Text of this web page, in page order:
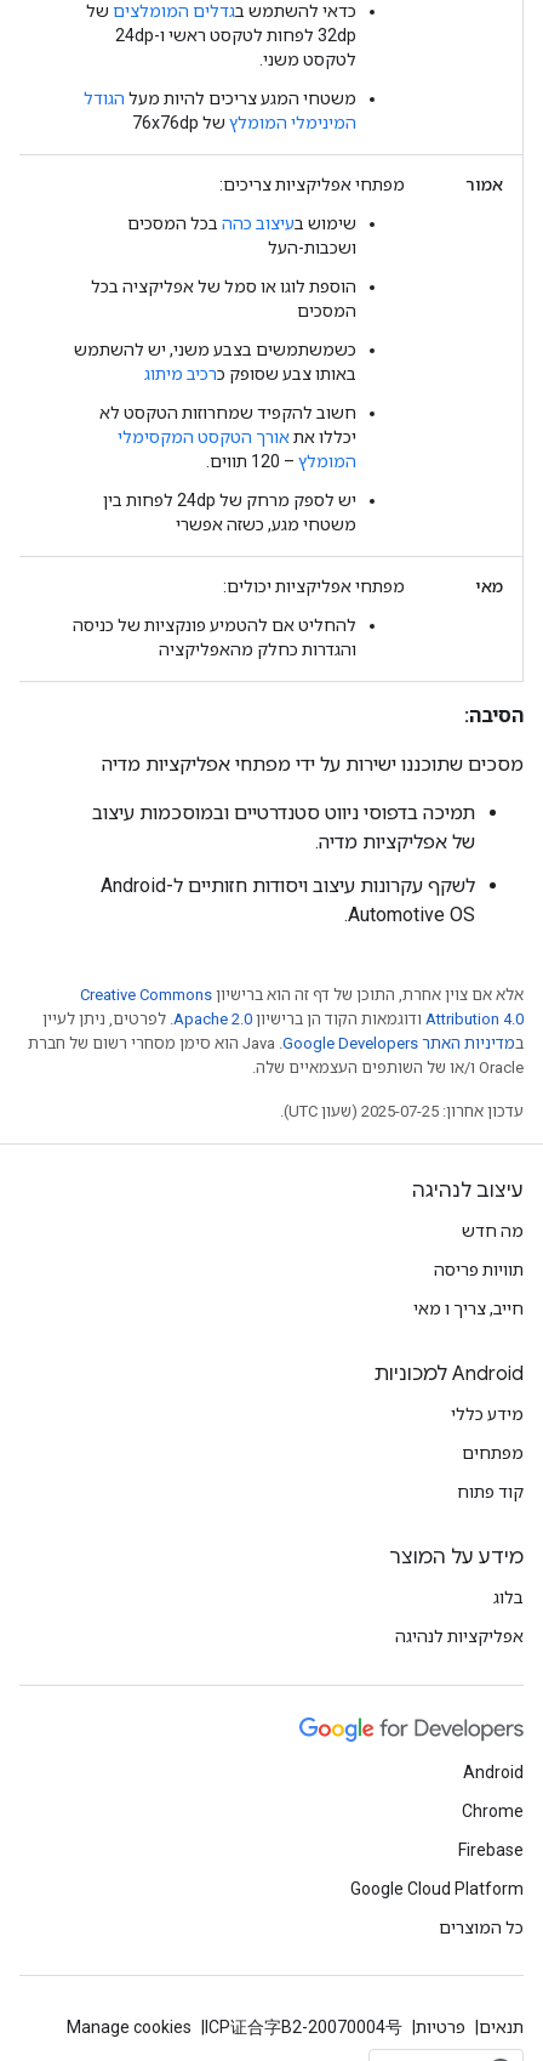
כדאי להשתמש בגדלים המומלצים של
32dp לפחות לטקסט ראשי ו-24dp
לטקסט משני.
משטחי המגע צריכים להיות מעל הגודל
המינימלי המומלץ של 76x76dp
אמור
מפתחי אפליקציות צריכים:
שימוש בעיצוב כהה בכל המסכים
ושכבות-העל
הוספת לוגו או סמל של אפליקציה בכל
המסכים
כשמשתמשים בצבע משני, יש להשתמש
באותו צבע שסופק כרכיב מיתוג
חשוב להקפיד שמחרוזות הטקסט לא
יכללו אתאורך הטקסט המקסימלי
המומלץ – 120 תווים.
יש לספק מרחק של 24dp לפחות בין
משטחי מגע, כשזה אפשרי
מאי
מפתחי אפליקציות יכולים:
להחליט אם להטמיע פונקציות של כניסה
והגדרות כחלק מהאפליקציה
הסיבה:
מסכים שתוכננו ישירות על ידי מפתחי אפליקציות מדיה
תמיכה בדפוסי ניווט סטנדרטיים ובמוסכמות עיצוב
של אפליקציות מדיה.
לשקף עקרונות עיצוב ויסודות חזותיים ל-Android
Automotive OS.
אלא אם צוין אחרת, התוכן של דף זה הוא ברישיון Creative Commons
Attribution 4.0 ודוגמאות הקוד הן ברישיון Apache 2.0. לפרטים, ניתן לעיין
במדיניות האתר Google Developers‏
.‏ Java הוא סימן מסחרי רשום של חברת
Oracle ו/או של השותפים העצמאיים שלה.
עדכון אחרון: 2025-07-25 (שעון UTC).
עיצוב לנהיגה
מה חדש
תוויות פריסה
חייב, צריך ו מאי
Android למכוניות
מידע כללי
מפתחים
קוד פתוח
מידע על המוצר
בלוג
אפליקציות לנהיגה
Android
Chrome
Firebase
Google Cloud Platform
כל המוצרים
תנאים פרטיות ICP证合字B2-20070004号
Manage cookies